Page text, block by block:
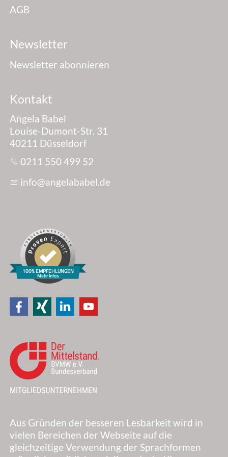
Ich bin...*
Geschlecht*
männlich weiblich divers
Ich interessiere mich für ein kostenloses Erstgespräch zum
Thema...
Ich habe dieDatenschutzerklärung
akzeptiere diese.
SENDEN
(Mit diesem Test werden Ihre Daten für die Zusendung meines
AGB
Newsletter
Newsletter abonnieren
Kontakt
Angela Babel
Louise-Dumont-Str. 31
40211 Düsseldorf
0211 550 499 52
nf
ng l b b l d
100% EMPFEHLUNGEN
Mehr Infos
Aus Gründen der besseren Lesbarkeit wird in
vielen Bereichen der Webseite auf die
gleichzeitige Verwendung der Sprachformen